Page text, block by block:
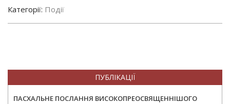
Категорії: Події
ПУБЛІКАЦІЇ
ПАСХАЛЬНЕ ПОСЛАННЯ ВИСОКОПРЕОСВЯЩЕННІШОГО